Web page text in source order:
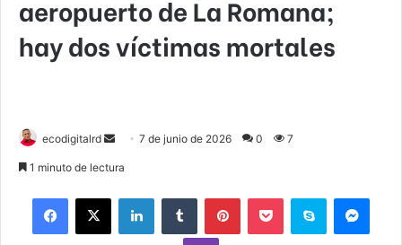
aeropuerto de La Romana;
hay dos víctimas mortales
ecodigitalrd
Send7 de junio de 2026 0 7
1 minuto de lectura
Facebook
X LinkedInTumblr PinterestPocket Skype
Viber